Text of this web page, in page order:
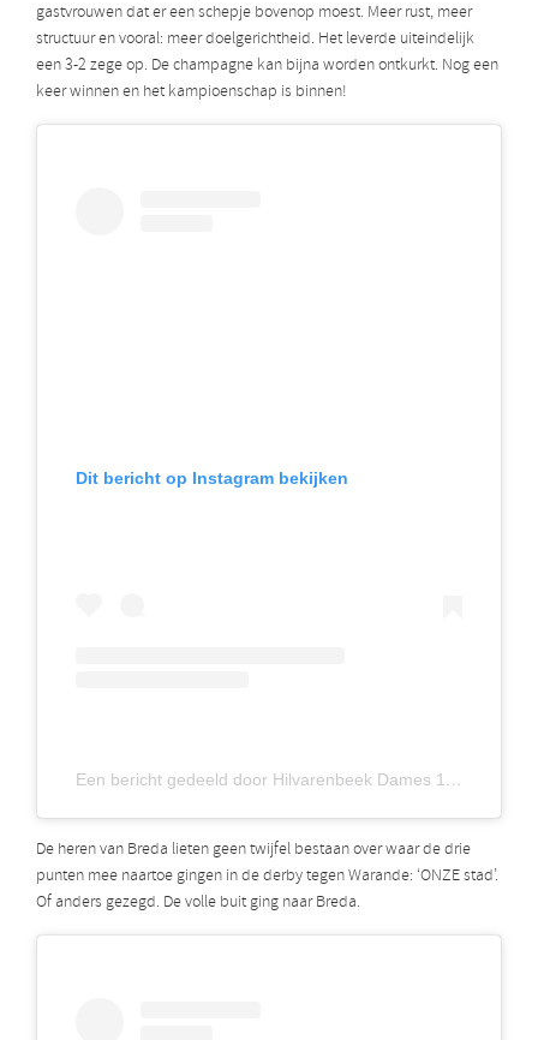
gastvrouwen dat er een schepje bovenop moest. Meer rust, meer
structuur en vooral: meer doelgerichtheid. Het leverde uiteindelijk
een 3-2 zege op. De champagne kan bijna worden ontkurkt. Nog een
keer winnen en het kampioenschap is binnen!
Dit bericht op Instagram bekijken
Een bericht gedeeld door Hilvarenbeek Dames 1 (@hilvarenbeekdames1)
De heren van Breda lieten geen twijfel bestaan over waar de drie
punten mee naartoe gingen in de derby tegen Warande: ‘ONZE stad’.
Of anders gezegd. De volle buit ging naar Breda.